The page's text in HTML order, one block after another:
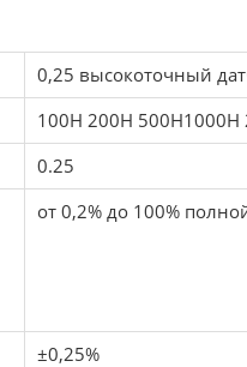
0,25 высокоточный
100Н 200Н 500Н1000Н
0.25
от 0,2% до 100%
±0,25%